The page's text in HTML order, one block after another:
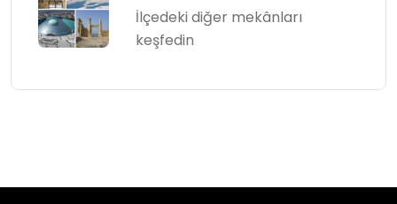
İlçedeki diğer mekânları
keşfedin